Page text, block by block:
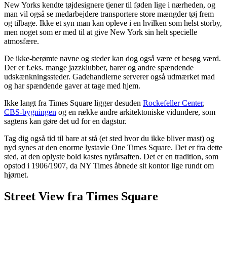
New Yorks kendte tøjdesignere tjener til føden lige i nærheden, og
man vil også se medarbejdere transportere store mængder tøj frem
og tilbage. Ikke et syn man kan opleve i en hvilken som helst storby,
men noget som er med til at give New York sin helt specielle
atmosfære.
De ikke-berømte navne og steder kan dog også være et besøg værd.
Der er f.eks. mange jazzklubber, barer og andre spændende
udskænkningssteder. Gadehandlerne serverer også udmærket mad
og har spændende gaver at tage med hjem.
Ikke langt fra Times Square ligger desuden Rockefeller Center,
CBS-bygningen og en række andre arkitektoniske vidundere, som
sagtens kan gøre det ud for en dagstur.
Tag dig også tid til bare at stå (et sted hvor du ikke bliver mast) og
nyd synes at den enorme lystavle One Times Square. Det er fra dette
sted, at den oplyste bold kastes nytårsaften. Det er en tradition, som
opstod i 1906/1907, da NY Times åbnede sit kontor lige rundt om
hjørnet.
Street View fra Times Square